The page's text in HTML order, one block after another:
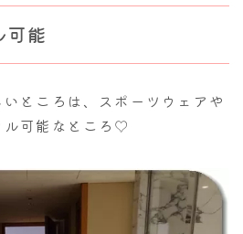
可能
ところは、スポーツウェアや
ル可能なところ♡